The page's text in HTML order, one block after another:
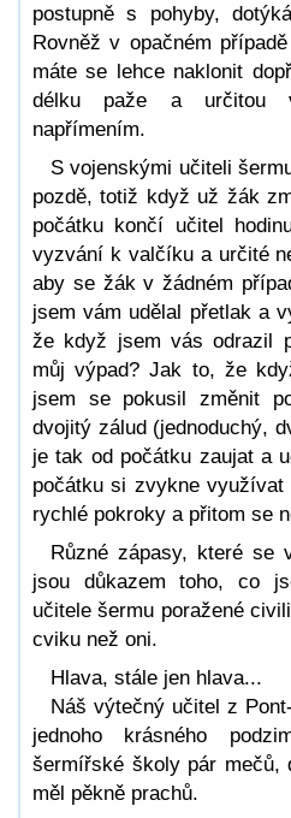
postupně s pohyby,
Rovněž v opačném
máte se lehce naklonit
délku paže a určitou
napřímením.
S vojenskými učiteli
pozdě, totiž když už žák
počátku končí učitel
vyzvání k valčíku a určité
aby se žák v žádném
jsem vám udělal přetlak a
že když jsem vás odrazil
můj výpad? Jak to, že
jsem se pokusil změnit
dvojitý zálud (jednoduchý,
je tak od počátku zaujat a
počátku si zvykne
rychlé pokroky a přitom se
Různé zápasy, které se
jsou důkazem toho, co
učitele šermu poražené
cviku než oni.
Hlava, stále jen hlava...
Náš výtečný učitel z
jednoho krásného
šermířské školy pár mečů,
měl pěkně prachů.